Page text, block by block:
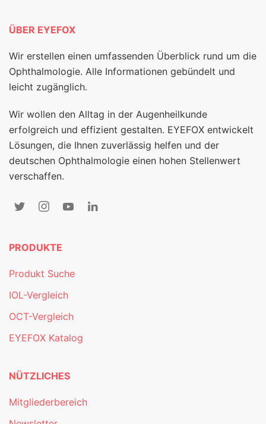
ÜBER EYEFOX
Wir erstellen einen umfassenden Überblick rund um die
Ophthalmologie. Alle Informationen gebündelt und
leicht zugänglich.
Wir wollen den Alltag in der Augenheilkunde
erfolgreich und effizient gestalten. EYEFOX entwickelt
Lösungen, die Ihnen zuverlässig helfen und der
deutschen Ophthalmologie einen hohen Stellenwert
verschaffen.
PRODUKTE
Produkt Suche
IOL-Vergleich
OCT-Vergleich
EYEFOX Katalog
NÜTZLICHES
Mitgliederbereich